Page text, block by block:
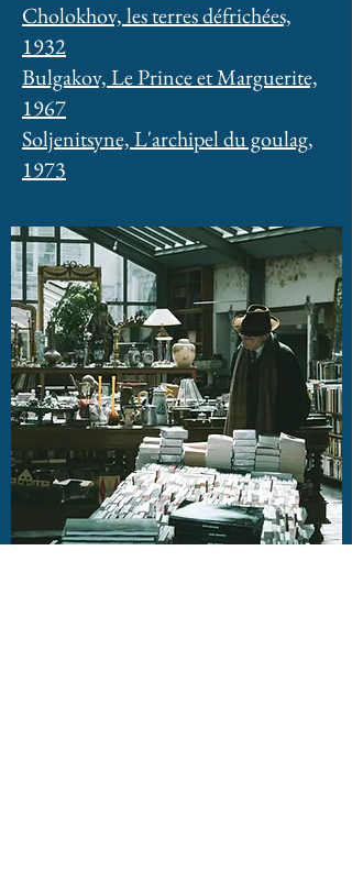
Cholokhov, les terres défrichées,
1932
Bulgakov, Le Prince et Marguerite,
1967
Soljenitsyne, L'archipel du goulag,
1973